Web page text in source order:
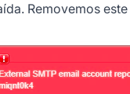
Removemos